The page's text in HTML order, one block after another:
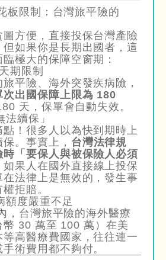
板限制：台灣旅平險的
方便，直接投保台灣產險
如果你是長期出國者，這
極大的保障空窗期：
期限制
平險、海外突發疾病險，
次出國保障上限為 180
天，保單會自動失效。
續保」
！很多人以為快到期時上
。事實上， 台灣法律規
時「要保人與被保險人必須
如果人在國外直接線上投保
法律上是無效的，發生事
拒賠。
額度嚴重不足
，台灣旅平險的海外醫療
幣 30 萬至 100 萬）在美
高醫療費國家，往往連一
術費用都不夠付。